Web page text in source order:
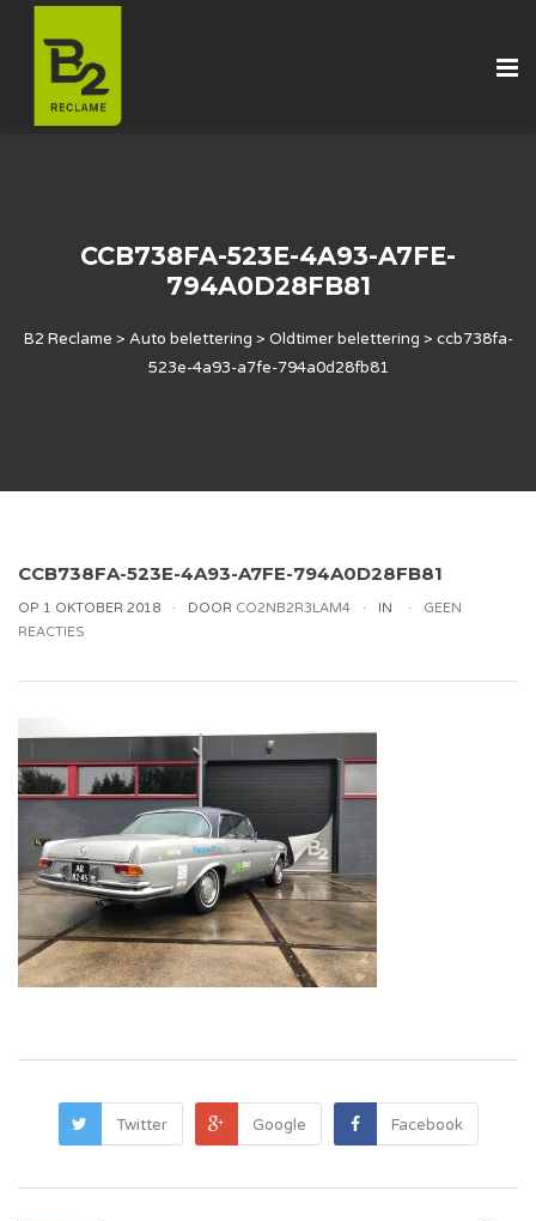
CCB738FA-523E-4A93-A7FE-
794A0D28FB81
B2 Reclame > Auto belettering > Oldtimer belettering > ccb738fa-
523e-4a93-a7fe-794a0d28fb81
CCB738FA-523E-4A93-A7FE-794A0D28FB81
OP 1 OKTOBER 2018 DOOR CO2NB2R3LAM4 IN
GEEN
REACTIES
Twitter Google Facebook